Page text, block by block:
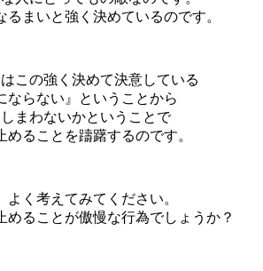
るまいと強く決めているのです。
この強く決めて決意している
ならない』ということから
まわないかということで
めることを躊躇するのです。
よく考えてみてください。
めることが傲慢な行為でしょうか？